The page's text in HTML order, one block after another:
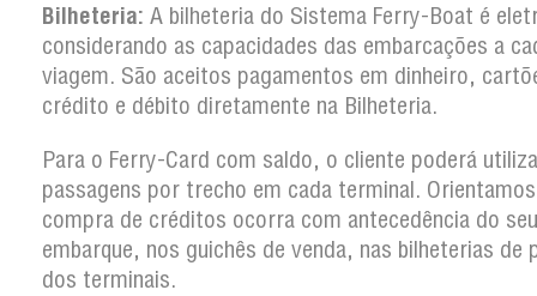
Bilheteria: A bilheteria do Sistema Ferry-Boat é
considerando as capacidades das embarcações a
viagem. São aceitos pagamentos em dinheiro,
crédito e débito diretamente na Bilheteria.
Para o Ferry-Card com saldo, o cliente poderá
passagens por trecho em cada terminal.
compra de créditos ocorra com antecedência do seu
embarque, nos guichês de venda, nas bilheterias de
dos terminais.